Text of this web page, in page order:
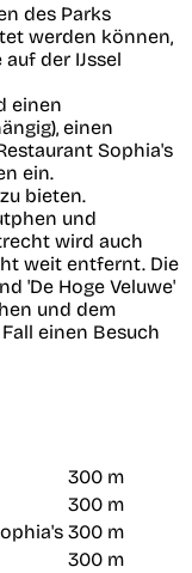
des Parks
werden können,
der IJssel
einen
einen
Sophia's
ein.
bieten.
und
wird auch
weit entfernt. Die
'De Hoge Veluwe'
und dem
einen Besuch
300 m
300 m
300 m
300 m